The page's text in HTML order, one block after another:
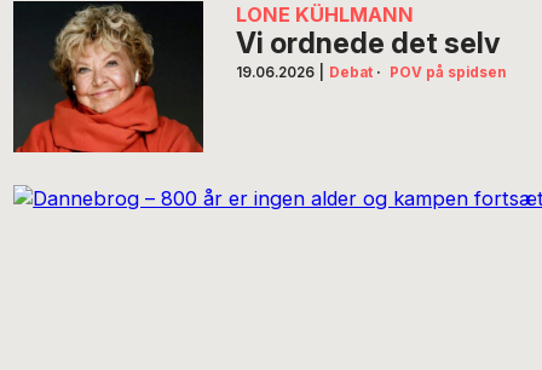
LONE KÜHLMANN
Vi ordnede det selv
19.06.2026 Debat · POV på spidsen